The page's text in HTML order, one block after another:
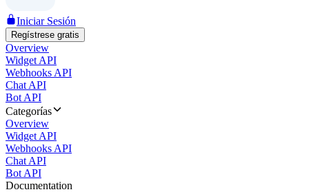
Iniciar Sesión
Regístrese gratis
Overview
Widget API
Webhooks API
Chat API
Bot API
Categorías
Overview
Widget API
Webhooks API
Chat API
Bot API
Documentation